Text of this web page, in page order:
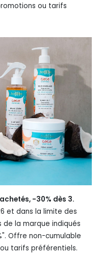
ou tarifs
-30% dès 3.
et dans la limite des
de la marque indiqués
Offre non-cumulable
tarifs préférentiels.